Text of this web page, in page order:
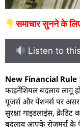
समाचार सुनने के
Listen to this
New Financial Rule
फाइनेंशियल बदलाव लागू
यूजर्स और पेंशनर्स पर
सुरक्षा गाइडलाइंस,
बदलाव आपके रोजमर्रा के